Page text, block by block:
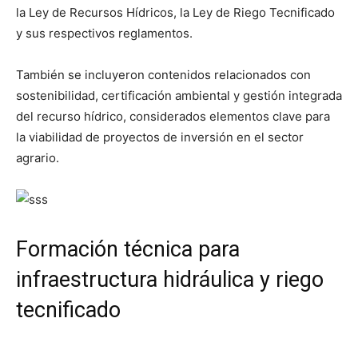
la Ley de Recursos Hídricos, la Ley de Riego Tecnificado
y sus respectivos reglamentos.
También se incluyeron contenidos relacionados con
sostenibilidad, certificación ambiental y gestión integrada
del recurso hídrico, considerados elementos clave para
la viabilidad de proyectos de inversión en el sector
agrario.
Formación técnica para
infraestructura hidráulica y riego
tecnificado